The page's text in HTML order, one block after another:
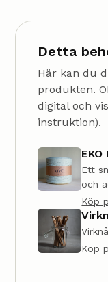
Detta
Här kan du
produkten.
digital och
instruktion).
Ett
och
Köp
Köp